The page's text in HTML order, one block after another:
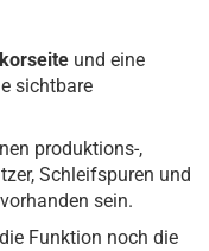
und eine
sichtbare
produktions-,
Schleifspuren und
sein.
Funktion noch die